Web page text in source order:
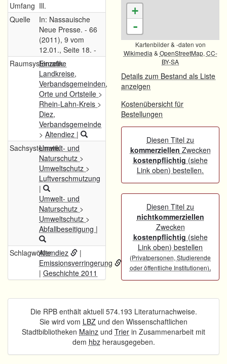
Umfang Ill.
Quelle
In: Nassauische
Neue Presse. - 66
(2011), 9 vom
12.01., Seite 18. -
Raumsystematik
Einzelne
Landkreise,
Verbandsgemeinden,
Orte und Ortsteile >
Rhein-Lahn-Kreis >
Diez,
Verbandsgemeinde
> Altendiez |
SachsystematikUmwelt- und
Naturschutz >
Umweltschutz >
Luftverschmutzung
|
Umwelt- und
Naturschutz >
Umweltschutz >
Abfallbeseitigung |
SchlagwörterAltendiez
|
Emissionsverringerung
| Geschichte 2011
+
-
Kartenbilder & -daten von
Wikimedia & OpenStreetMap, CC-
BY-SA
Details zum Bestand als Liste
anzeigen
Kostenübersicht für
Bestellungen
Diesen Titel zu
kommerziellen Zwecken
kostenpflichtig (siehe
Link oben) bestellen.
Diesen Titel zu
nichtkommerziellen
Zwecken
kostenpflichtig (siehe
Link oben) bestellen
(Privatpersonen, Studierende
oder öffentliche Institutionen).
Die RPB enthält aktuell 574.193 Literaturnachweise.
Sie wird vom LBZ und den Wissenschaftlichen
Stadtbibliotheken Mainz und Trier in Zusammenarbeit mit
dem hbzherausgegeben.